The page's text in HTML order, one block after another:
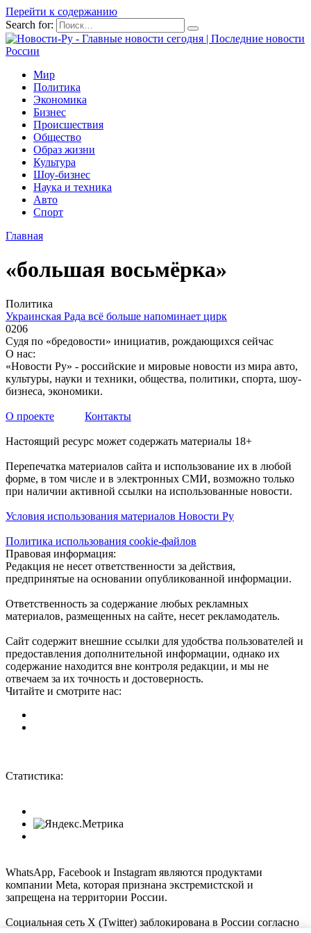
Перейти к содержанию
Search for:
Мир
Политика
Экономика
Бизнес
Происшествия
Общество
Образ жизни
Культура
Шоу-бизнес
Наука и техника
Авто
Спорт
Главная
«большая восьмёрка»
Политика
Украинская Рада всё больше напоминает цирк
0206
Судя по «бредовости» инициатив, рождающихся сейчас
О нас:
«Новости Ру» - российские и мировые новости из мира авто,
культуры, науки и техники, общества, политики, спорта, шоу-
бизнеса, экономики.
О проекте Контакты
Настоящий ресурс может содержать материалы 18+
Перепечатка материалов сайта и использование их в любой
форме, в том числе и в электронных СМИ, возможно только
при наличии активной ссылки на использованные новости.
Условия использования материалов Новости Ру
Политика использования cookie-файлов
Правовая информация:
Редакция не несет ответственности за действия,
предпринятые на основании опубликованной информации.
Ответственность за содержание любых рекламных
материалов, размещенных на сайте, несет рекламодатель.
Сайт содержит внешние ссылки для удобства пользователей и
предоставления дополнительной информации, однако их
содержание находится вне контроля редакции, и мы не
отвечаем за их точность и достоверность.
Читайте и смотрите нас:
Статистика:
WhatsApp, Facebook и Instagram являются продуктами
компании Meta, которая признана экстремистской и
запрещена на территории России.
Социальная сеть X (Twitter) заблокирована в России согласно